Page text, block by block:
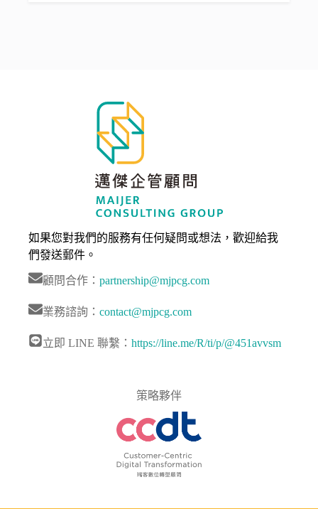
如果您對我們的服務有任何疑問或想法，歡迎給我
們發送郵件。
顧問合作：partnership@mjpcg.com
業務諮詢：contact@mjpcg.com
立即 LINE 聯繫：https://line.me/R/ti/p/@451avvsm
策略夥伴